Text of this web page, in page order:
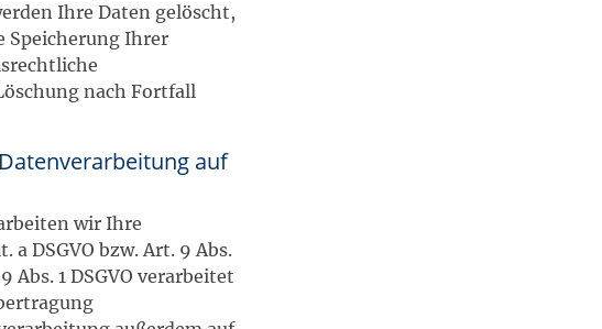
Ihre Daten gelöscht,
Speicherung Ihrer
nach Fortfall
auf
wir Ihre
a DSGVO bzw. Art. 9 Abs.
Abs. 1 DSGVO verarbeitet